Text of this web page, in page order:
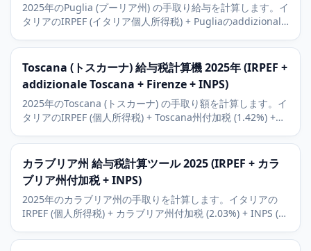
2025年のPuglia (プーリア州) の手取り給与を計算します。イ
タリアのIRPEF (イタリア個人所得税) + Pugliaのaddizionale
観光の背景。
Toscana (トスカーナ) 給与税計算機 2025年 (IRPEF +
addizionale Toscana + Firenze + INPS)
2025年のToscana (トスカーナ) の手取り額を計算します。イ
タリアのIRPEF (個人所得税) + Toscana州付加税 (1.42%) +
慮。
カラブリア州 給与税計算ツール 2025 (IRPEF + カラ
ブリア州付加税 + INPS)
2025年のカラブリア州の手取りを計算します。イタリアの
IRPEF (個人所得税) + カラブリア州付加税 (2.03%) + INPS (社
ァ、地中海沿岸の文脈も解説。